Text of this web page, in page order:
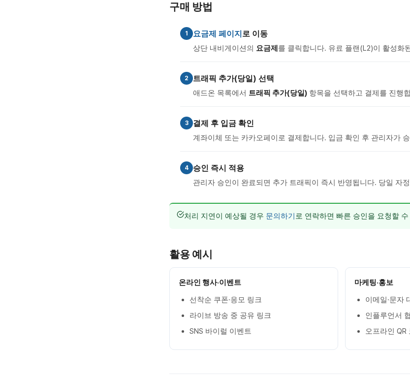
구매 방법
1 요금제 페이지로 이동
상단 내비게이션의 요금제를 클릭합니다. 유료 플랜(L2)이 활성화
2 트래픽 추가(당일) 선택
애드온 목록에서 트래픽 추가(당일) 항목을 선택하고 결제를 진행
3 결제 후 입금 확인
계좌이체 또는 카카오페이로 결제합니다. 입금 확인 후 관리자가
4 승인 즉시 적용
관리자 승인이 완료되면 추가 트래픽이 즉시 반영됩니다. 당일 자
처리 지연이 예상될 경우 문의하기로 연락하면 빠른 승인을 요청할
활용 예시
온라인 행사·이벤트
선착순 쿠폰·응모 링크
라이브 방송 중 공유 링크
SNS 바이럴 이벤트
마케팅·홍보
이메일·문자
인플루언서
오프라인 QR